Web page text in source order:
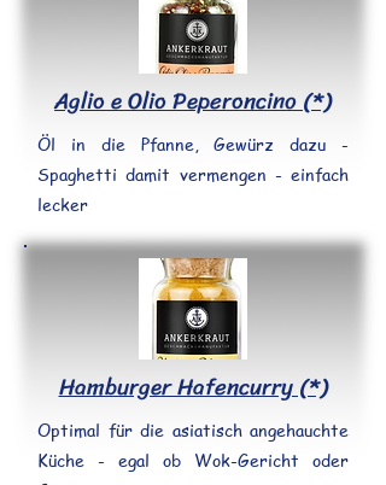
Aglio e Olio Peperoncino (*)
Öl in die Pfanne, Gewürz dazu -
Spaghetti damit vermengen - einfach
lecker
Hamburger Hafencurry (*)
Optimal für die asiatisch angehauchte
Küche - egal ob Wok-Gericht oder